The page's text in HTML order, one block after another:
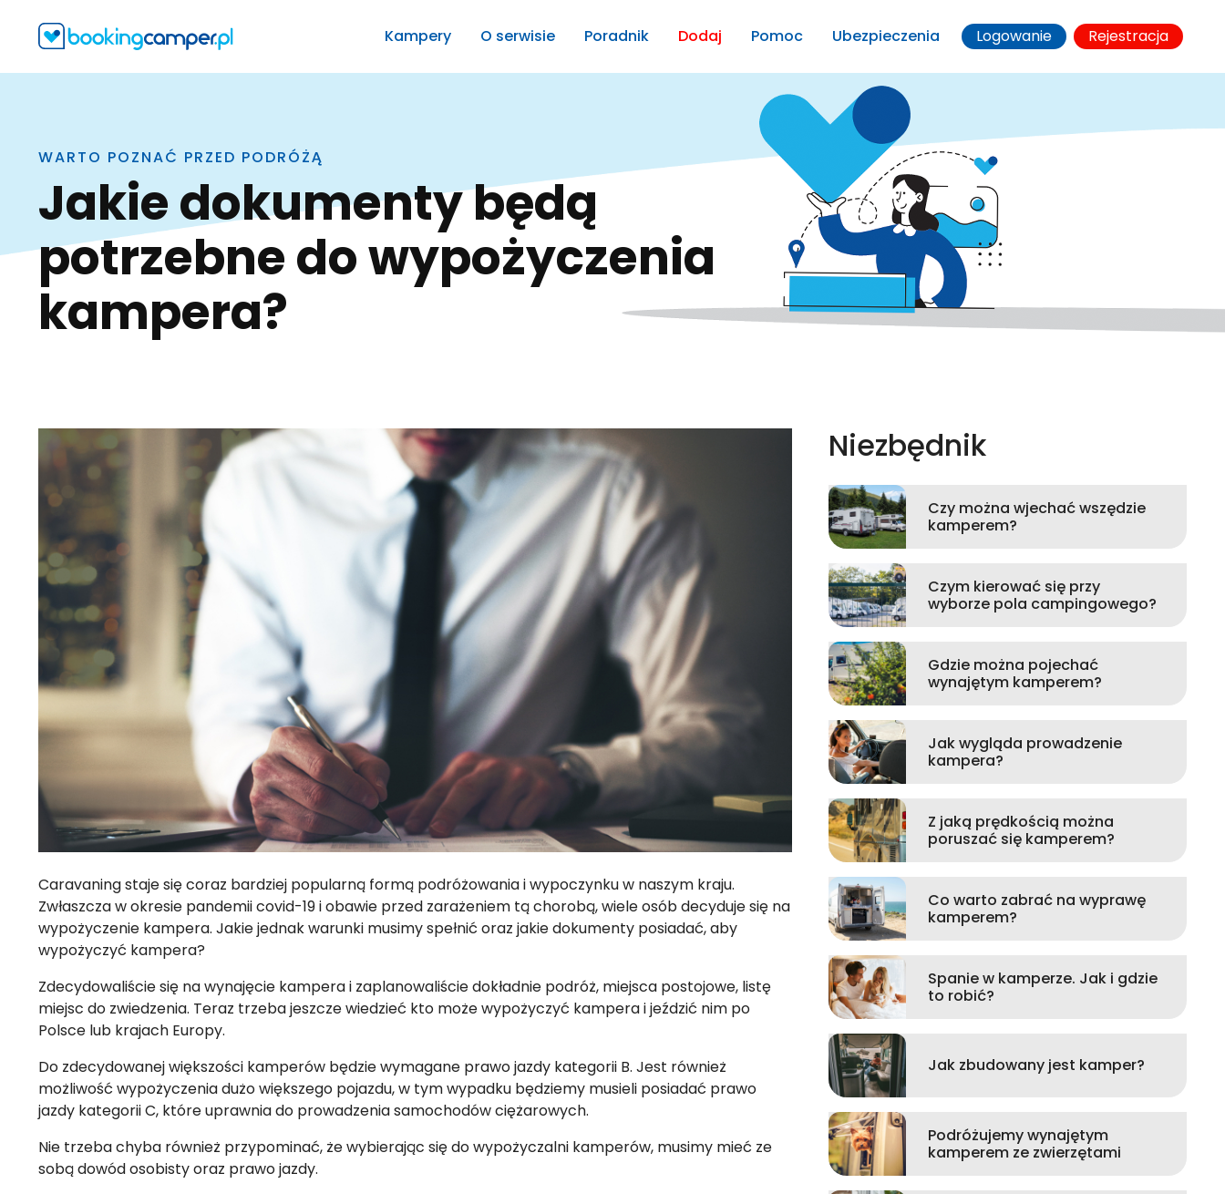
Kampery O serwisie Poradnik Dodaj Pomoc Ubezpieczenia Logowanie Rejestracja
WARTO POZNAĆ PRZED PODRÓŻĄ
Jakie dokumenty będą
potrzebne do wypożyczenia
kampera?
Caravaning staje się coraz bardziej popularną formą podróżowania i wypoczynku w naszym kraju.
Zwłaszcza w okresie pandemii covid-19 i obawie przed zarażeniem tą chorobą, wiele osób decyduje się na
wypożyczenie kampera. Jakie jednak warunki musimy spełnić oraz jakie dokumenty posiadać, aby
wypożyczyć kampera?
Zdecydowaliście się na wynajęcie kampera i zaplanowaliście dokładnie podróż, miejsca postojowe, listę
miejsc do zwiedzenia. Teraz trzeba jeszcze wiedzieć kto może wypożyczyć kampera i jeździć nim po
Polsce lub krajach Europy.
Do zdecydowanej większości kamperów będzie wymagane prawo jazdy kategorii B. Jest również
możliwość wypożyczenia dużo większego pojazdu, w tym wypadku będziemy musieli posiadać prawo
jazdy kategorii C, które uprawnia do prowadzenia samochodów ciężarowych.
Nie trzeba chyba również przypominać, że wybierając się do wypożyczalni kamperów, musimy mieć ze
sobą dowód osobisty oraz prawo jazdy.
Niezbędnik
Czy można wjechać wszędzie
kamperem?
Czym kierować się przy
wyborze pola campingowego?
Gdzie można pojechać
wynajętym kamperem?
Jak wygląda prowadzenie
kampera?
Z jaką prędkością można
poruszać się kamperem?
Co warto zabrać na wyprawę
kamperem?
Spanie w kamperze. Jak i gdzie
to robić?
Jak zbudowany jest kamper?
Podróżujemy wynajętym
kamperem ze zwierzętami